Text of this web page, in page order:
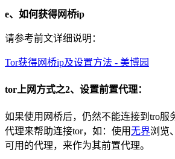
e、如何获得网桥ip
请参考前文详细说明：
Tor获得网桥ip及设置方法 - 美博园
tor上网方式之2、设置前置代理：
如果使用网桥后，仍然不能连接到tro服
代理来帮助连接tor，如：使用无界浏览、
可用的代理，来作为其前置代理。